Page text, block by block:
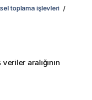
toplama işlevleri
aralığının